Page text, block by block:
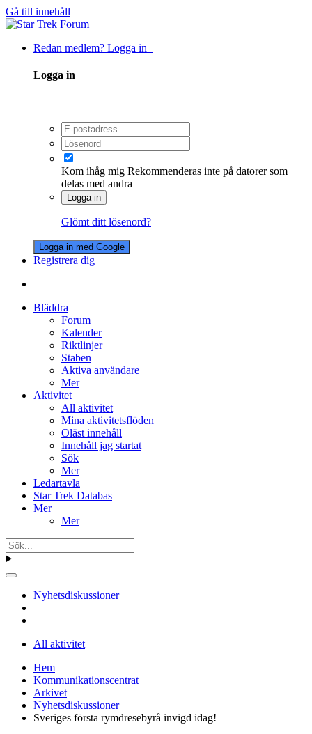
Gå till innehåll
Redan medlem? Logga in
Logga in
Kom ihåg mig Rekommenderas inte på datorer som
delas med andra
Logga in
Glömt ditt lösenord?
Logga in med Google
Registrera dig
Bläddra
Forum
Kalender
Riktlinjer
Staben
Aktiva användare
Mer
Aktivitet
All aktivitet
Mina aktivitetsflöden
Oläst innehåll
Innehåll jag startat
Sök
Mer
Ledartavla
Star Trek Databas
Mer
Mer
Nyhetsdiskussioner
All aktivitet
Hem
Kommunikationscentrat
Arkivet
Nyhetsdiskussioner
Sveriges första rymdresebyrå invigd idag!